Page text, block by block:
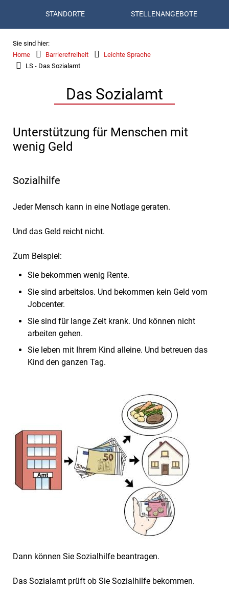
STANDORTE STELLENANGEBOTE
Sie sind hier:
Home
Barrierefreiheit
Leichte Sprache
LS - Das Sozialamt
Das Sozialamt
Unterstützung für Menschen mit
wenig Geld
Sozialhilfe
Jeder Mensch kann in eine Notlage geraten.
Und das Geld reicht nicht.
Zum Beispiel:
Sie bekommen wenig Rente.
Sie sind arbeitslos. Und bekommen kein Geld vom
Jobcenter.
Sie sind für lange Zeit krank. Und können nicht
arbeiten gehen.
Sie leben mit Ihrem Kind alleine. Und betreuen das
Kind den ganzen Tag.
Dann können Sie Sozialhilfe beantragen.
Das Sozialamt prüft ob Sie Sozialhilfe bekommen.